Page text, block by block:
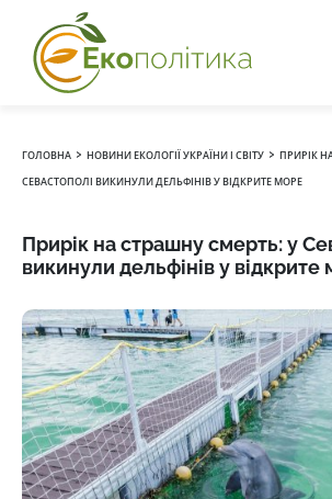
ГОЛОВНА › НОВИНИ ЕКОЛОГІЇ УКРАЇНИ І СВІТУ › ПРИРІК
СЕВАСТОПОЛІ ВИКИНУЛИ ДЕЛЬФІНІВ У ВІДКРИТЕ МОРЕ
Прирік на страшну смерть: у
викинули дельфінів у відкрите